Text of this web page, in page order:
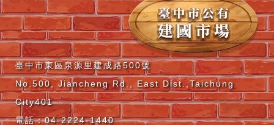
臺中市東區泉源里建成路500號
No.500, Jiancheng Rd., East Dist.,Taichung
City401
電話：04-2224-1440